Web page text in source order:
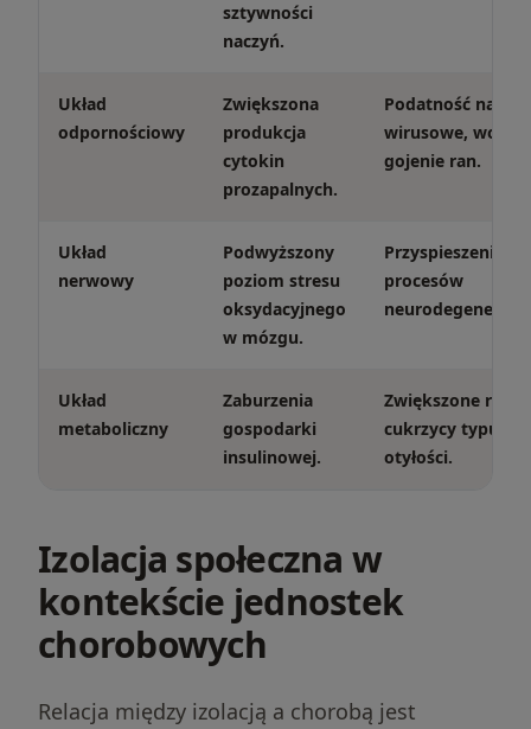
sztywności
naczyń.
Układ
odpornościowy
Zwiększona
produkcja
cytokin
prozapalnych.
Podatność na
wirusowe,
gojenie ran.
Układ
nerwowy
Podwyższony
poziom stresu
oksydacyjnego
w mózgu.
Przyspieszenie
procesów
Układ
metaboliczny
Zaburzenia
gospodarki
insulinowej.
Zwiększone
cukrzycy typu 2 i
otyłości.
Izolacja społeczna w
kontekście jednostek
chorobowych
Relacja między izolacją a chorobą jest